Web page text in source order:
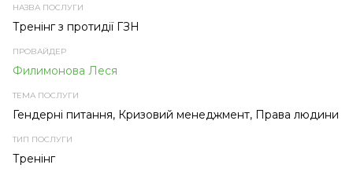
НАЗВА ПРОВАЙДЕР
Тренінг з протидії ГЗН
Филимонова Леся
Гендерні питання, Кризовий менеджмент, Права людини
Тренінг